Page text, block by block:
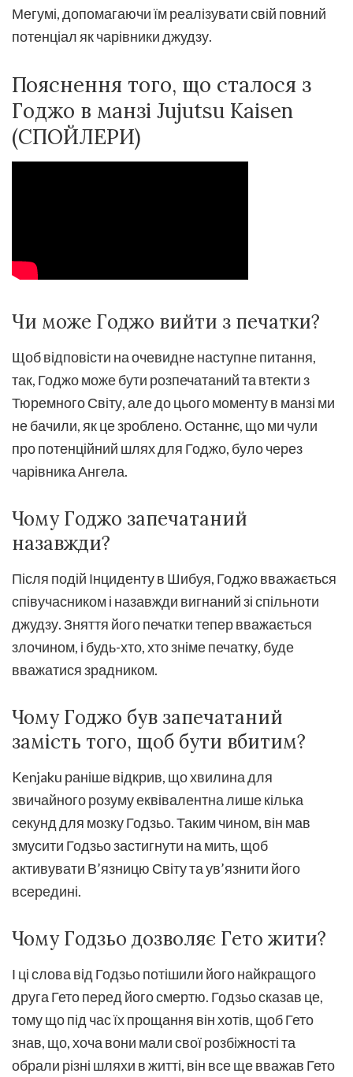
Мегумі, допомагаючи їм реалізувати свій повний
потенціал як чарівники джудзу.
Пояснення того, що сталося з
Годжо в манзі Jujutsu Kaisen
(СПОЙЛЕРИ)
Чи може Годжо вийти з печатки?
Щоб відповісти на очевидне наступне питання,
так, Годжо може бути розпечатаний та втекти з
Тюремного Світу, але до цього моменту в манзі ми
не бачили, як це зроблено. Останнє, що ми чули
про потенційний шлях для Годжо, було через
чарівника Ангела.
Чому Годжо запечатаний
назавжди?
Після подій Інциденту в Шибуя, Годжо вважається
співучасником і назавжди вигнаний зі спільноти
джудзу. Зняття його печатки тепер вважається
злочином, і будь-хто, хто зніме печатку, буде
вважатися зрадником.
Чому Годжо був запечатаний
замість того, щоб бути вбитим?
Kenjaku раніше відкрив, що хвилина для
звичайного розуму еквівалентна лише кілька
секунд для мозку Годзьо. Таким чином, він мав
змусити Годзьо застигнути на мить, щоб
активувати В’язницю Світу та ув’язнити його
всередині.
Чому Годзьо дозволяє Гето жити?
І ці слова від Годзьо потішили його найкращого
друга Гето перед його смертю. Годзьо сказав це,
тому що під час їх прощання він хотів, щоб Гето
знав, що, хоча вони мали свої розбіжності та
обрали різні шляхи в житті, він все ще вважав Гето